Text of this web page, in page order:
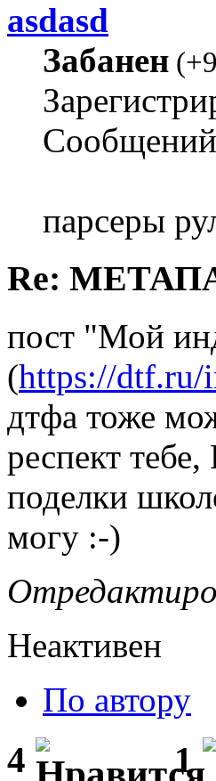
asdasd
Забанен (
парсеры
Re:
пост "Мой
(https://
дтфа тоже
респект
поделки
могу :-)
Неактивен
По автору
4 1